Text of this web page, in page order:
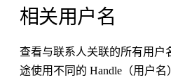
相关用户名
查看与联系人关联的所有用户
途使用不同的 Handle（用户